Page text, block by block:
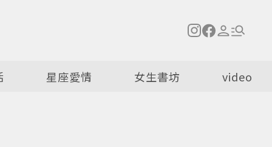
星座愛情 女生書坊 video